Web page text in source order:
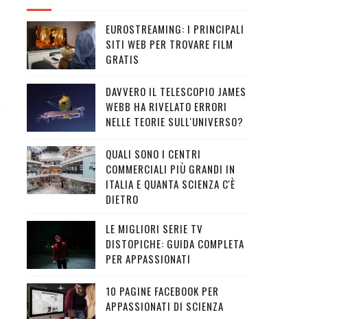
EUROSTREAMING: I PRINCIPALI
SITI WEB PER TROVARE FILM
GRATIS
DAVVERO IL TELESCOPIO JAMES
WEBB HA RIVELATO ERRORI
NELLE TEORIE SULL'UNIVERSO?
QUALI SONO I CENTRI
COMMERCIALI PIÙ GRANDI IN
ITALIA E QUANTA SCIENZA C'È
DIETRO
LE MIGLIORI SERIE TV
DISTOPICHE: GUIDA COMPLETA
PER APPASSIONATI
10 PAGINE FACEBOOK PER
APPASSIONATI DI SCIENZA